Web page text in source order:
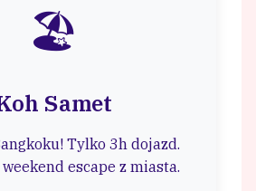
🏖️
Samet
Tylko 3h dojazd.
escape z miasta.